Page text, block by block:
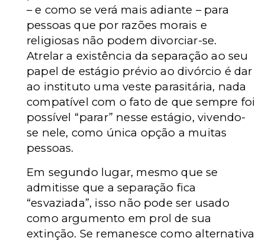
– e como se verá mais adiante – para
pessoas que por razões morais e
religiosas não podem divorciar-se.
Atrelar a existência da separação ao seu
papel de estágio prévio ao divórcio é dar
ao instituto uma veste parasitária, nada
compatível com o fato de que sempre foi
possível “parar” nesse estágio, vivendo-
se nele, como única opção a muitas
pessoas.
Em segundo lugar, mesmo que se
admitisse que a separação fica
“esvaziada”, isso não pode ser usado
como argumento em prol de sua
extinção. Se remanesce como alternativa